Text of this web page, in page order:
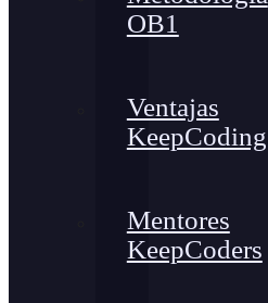
OB1
Ventajas
KeepCoding
Mentores
KeepCoders